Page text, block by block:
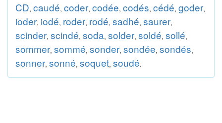
CD, caudé, coder, codée, codés, cédé, goder,
ioder, iodé, roder, rodé, sadhé, saurer,
scinder, scindé, soda, solder, soldé, sollé,
sommer, sommé, sonder, sondée, sondés,
sonner, sonné, soquet, soudé.